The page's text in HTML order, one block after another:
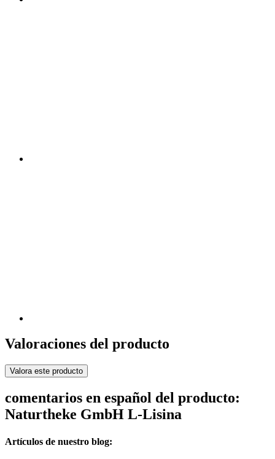
Valoraciones del producto
Valora este producto
comentarios en español del producto:
Naturtheke GmbH L-Lisina
Artículos de nuestro blog: